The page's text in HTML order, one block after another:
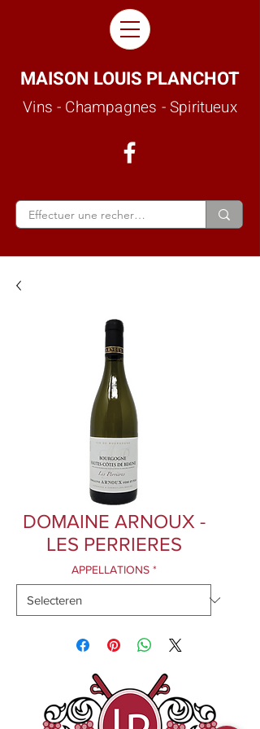
MAISON LOUIS PLANCHOT
Vins - Champagnes - Spiritueux
DOMAINE ARNOUX -
LES PERRIERES
APPELLATIONS *